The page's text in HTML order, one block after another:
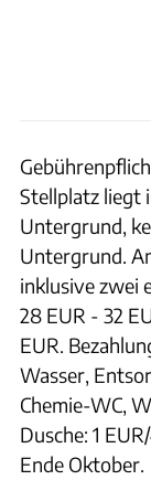
Stellplatz liegt
Untergrund,
Untergrund.
inklusive zwei
28 EUR - 32
EUR.
Wasser,
Chemie-WC,
Dusche: 1
Ende Oktober.